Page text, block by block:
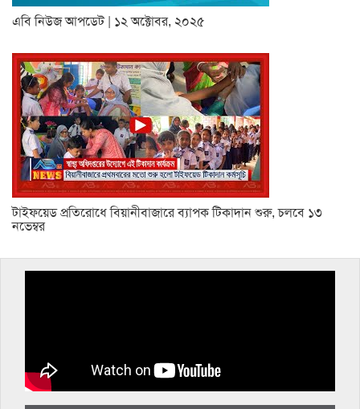
এবি নিউজ আপডেট | ১২ অক্টোবর, ২০২৫
টাইফয়েড প্রতিরোধে বিয়ানীবাজারে ব্যাপক টিকাদান শুরু, চলবে ১৩
নভেম্বর